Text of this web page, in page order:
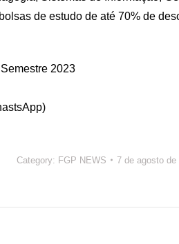
de estudo de até 70% de
2023
Category: FGP NEWS 7 de agosto de